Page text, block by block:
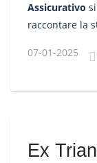
Assicurativo
raccontare la
oggi la
07-01-2025
Ex